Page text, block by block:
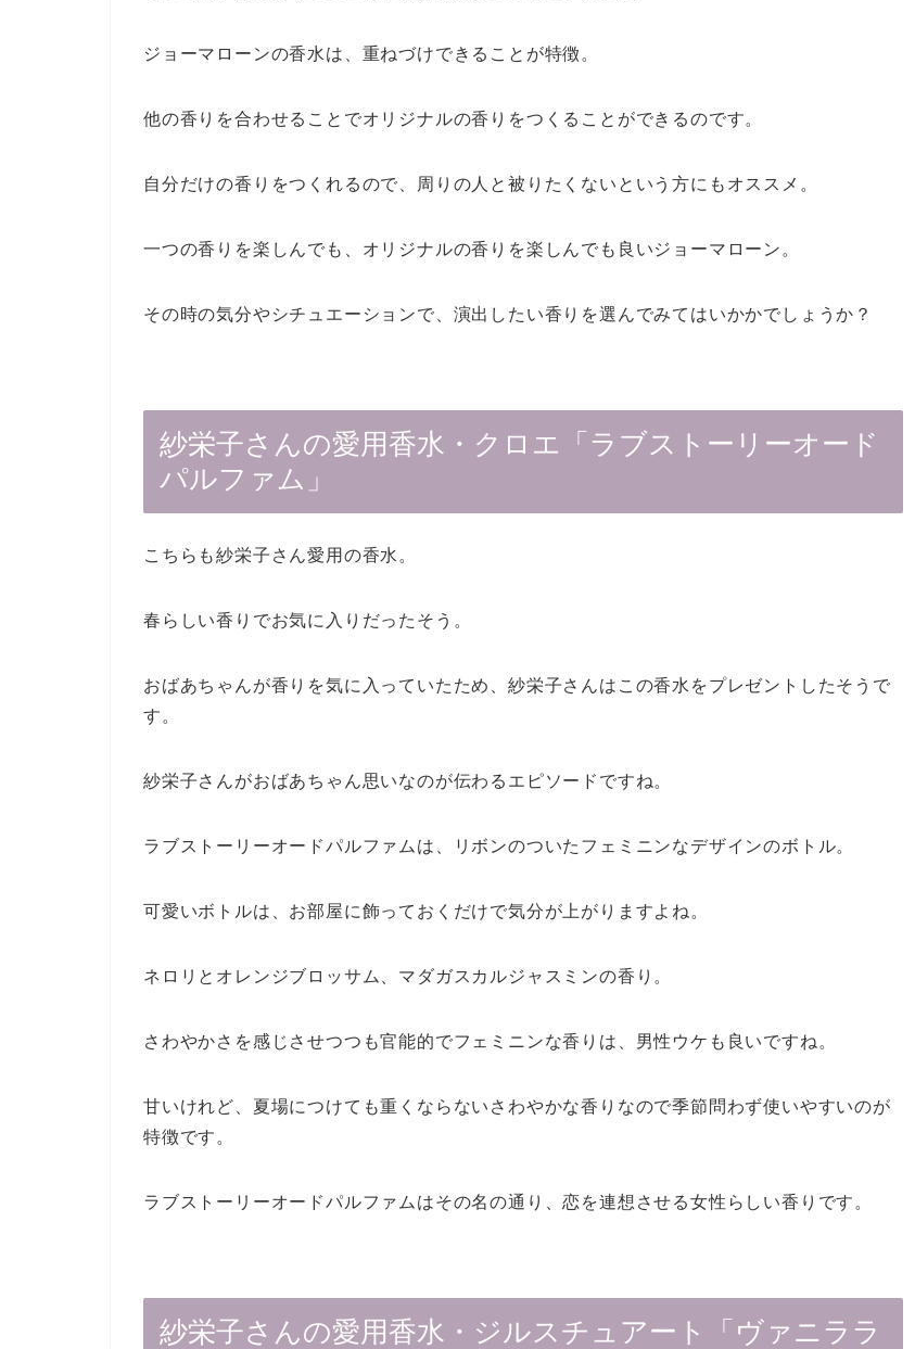
ジョーマローンの香水は、重ねづけできることが特徴。
他の香りを合わせることでオリジナルの香りをつくることができるのです。
自分だけの香りをつくれるので、周りの人と被りたくないという方にもオススメ。
一つの香りを楽しんでも、オリジナルの香りを楽しんでも良いジョーマローン。
その時の気分やシチュエーションで、演出したい香りを選んでみてはいかかでしょうか？
紗栄子さんの愛用香水・クロエ「ラブストーリーオード
パルファム」
こちらも紗栄子さん愛用の香水。
春らしい香りでお気に入りだったそう。
おばあちゃんが香りを気に入っていたため、紗栄子さんはこの香水をプレゼントしたそうで
す。
紗栄子さんがおばあちゃん思いなのが伝わるエピソードですね。
ラブストーリーオードパルファムは、リボンのついたフェミニンなデザインのボトル。
可愛いボトルは、お部屋に飾っておくだけで気分が上がりますよね。
ネロリとオレンジブロッサム、マダガスカルジャスミンの香り。
さわやかさを感じさせつつも官能的でフェミニンな香りは、男性ウケも良いですね。
甘いけれど、夏場につけても重くならないさわやかな香りなので季節問わず使いやすいのが
特徴です。
ラブストーリーオードパルファムはその名の通り、恋を連想させる女性らしい香りです。
紗栄子さんの愛用香水・ジルスチュアート「ヴァニララ